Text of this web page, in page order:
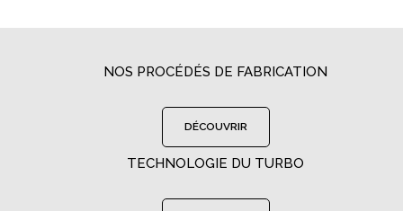
NOS PROCÉDÉS DE FABRICATION
DÉCOUVRIR
TECHNOLOGIE DU TURBO